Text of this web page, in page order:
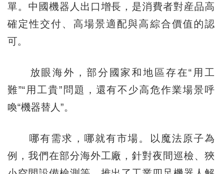
單。中國機器人出口增長，是消費者對産品高
確定性交付、高場景適配與高綜合價值的認
可。
放眼海外，部分國家和地區存在“用工
難”“用工貴”問題，還有不少高危作業場景呼
喚“機器替人”。
哪有需求，哪就有市場。以魔法原子為
例，我們在部分海外工廠，針對夜間巡檢、狹